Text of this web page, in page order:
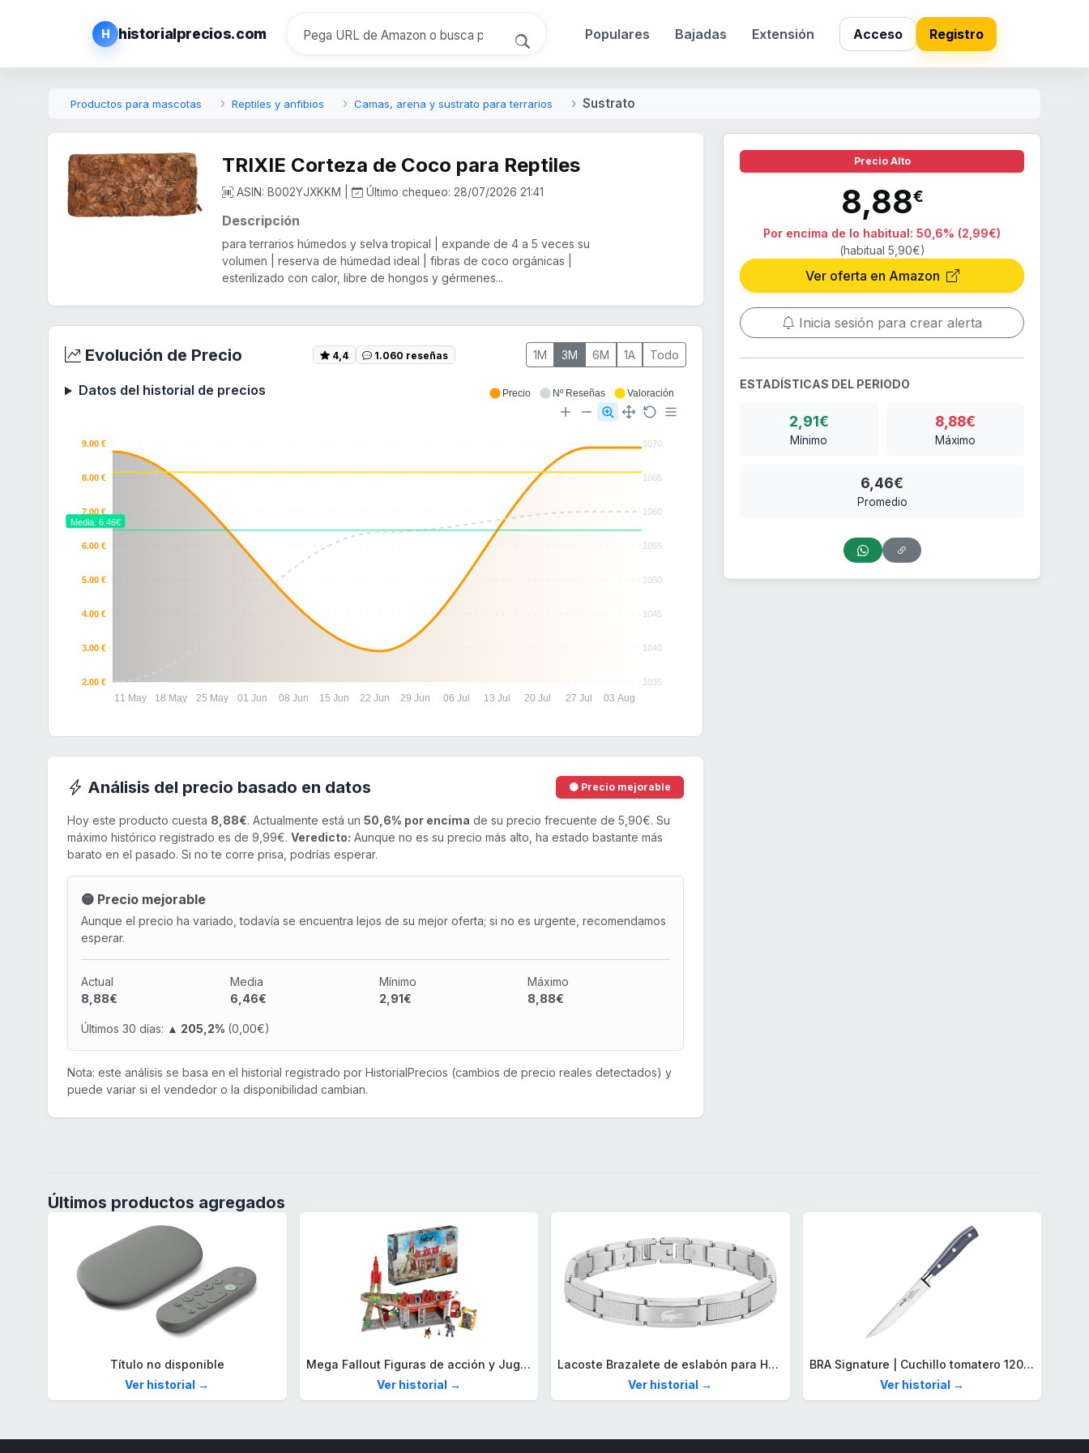
H historialprecios.com Populares Bajadas Extensión Acceso Registro
Productos para mascotas Reptiles y anfibios Camas, arena y sustrato para terrarios Sustrato
TRIXIE Corteza de Coco para Reptiles
ASIN: B002YJXKKM | Último chequeo: 28/07/2026 21:41
Descripción
para terrarios húmedos y selva tropical | expande de 4 a 5 veces su
volumen | reserva de húmedad ideal | fibras de coco orgánicas |
esterilizado con calor, libre de hongos y gérmenes...
Evolución de Precio 4,4 1.060 reseñas 1M 3M 6M 1A Todo
Datos del historial de precios
1070
1065
1060
1055
1050
1045
1040
1035
9.00 €
8.00 €
7.00 €
6.00 €
5.00 €
4.00 €
3.00 €
2.00 €
11 May 18 May 25 May 01 Jun 08 Jun 15 Jun 22 Jun 29 Jun 06 Jul 13 Jul 20 Jul 27 Jul 03 Aug
Media: 6.46€
Precio Nº Reseñas Valoración
Análisis del precio basado en datos 🟡 Precio mejorable
Hoy este producto cuesta 8,88€. Actualmente está un 50,6% por encima de su precio frecuente de 5,90€. Su
máximo histórico registrado es de 9,99€. Veredicto: Aunque no es su precio más alto, ha estado bastante más
barato en el pasado. Si no te corre prisa, podrías esperar.
🟡 Precio mejorable
Aunque el precio ha variado, todavía se encuentra lejos de su mejor oferta; si no es urgente, recomendamos
esperar.
Actual
8,88€
Media
6,46€
Mínimo
2,91€
Máximo
8,88€
Últimos 30 días: ▲ 205,2% (0,00€)
Nota: este análisis se basa en el historial registrado por HistorialPrecios (cambios de precio reales detectados) y
puede variar si el vendedor o la disponibilidad cambian.
Precio Alto
8,88€
Por encima de lo habitual: 50,6% (2,99€)
(habitual 5,90€)
Ver oferta en Amazon
Inicia sesión para crear alerta
ESTADÍSTICAS DEL PERIODO
2,91€
Mínimo
8,88€
Máximo
6,46€
Promedio
Últimos productos agregados
Título no disponible
Ver historial →
Mega Fallout Figuras de acción y Juguetes de construcción, Parada de Camiones Red Rocket con 824 Piezas, 2 Personajes articulados y Accesorios, para coleccionistas, HXT00
Ver historial →
Lacoste Brazalete de eslabón para Hombre Colección STENCIL de Acero inoxidable
Ver historial →
BRA Signature | Cuchillo tomatero 120 mm, Acero Inoxidable alemán forjado con Molibdeno Vanadio, Mango Remachado ABS, Diseño Ergonómico, Hoja 1,6 mm espesor
Ver historial →